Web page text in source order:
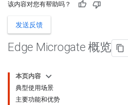
该内容对您有帮助吗？
发送反馈
Edge Microgate 概览
本页内容
典型使用场景
主要功能和优势